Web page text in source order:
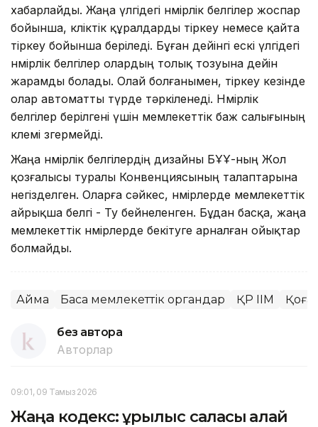
хабарлайды. Жаңа үлгідегі нөмірлік белгілер жоспар
бойынша, көліктік құралдарды тіркеу немесе қайта
тіркеу бойынша беріледі. Бұған дейінгі ескі үлгідегі
нөмірлік белгілер олардың толық тозуына дейін
жарамды болады. Олай болғанымен, тіркеу кезінде
олар автоматты түрде тәркіленеді. Нөмірлік
белгілер берілгені үшін мемлекеттік баж салығының
көлемі өзгермейді.
Жаңа нөмірлік белгілердің дизайны БҰҰ-ның Жол
қозғалысы туралы Конвенциясының талаптарына
негізделген. Оларға сәйкес, нөмірлерде мемлекеттік
айрықша белгі - Ту бейнеленген. Бұдан басқа, жаңа
мемлекеттік нөмірлерде бекітуге арналған ойықтар
болмайды.
Аймақ Басқа мемлекеттік органдар ҚР ІІМ
без автора
Авторлар
09:01, 09 Тамыз 2026
Жаңа кодекс: құрылыс саласы қалай